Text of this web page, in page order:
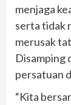
menjaga
serta tidak
merusak
Disamping
persatuan
“Kita